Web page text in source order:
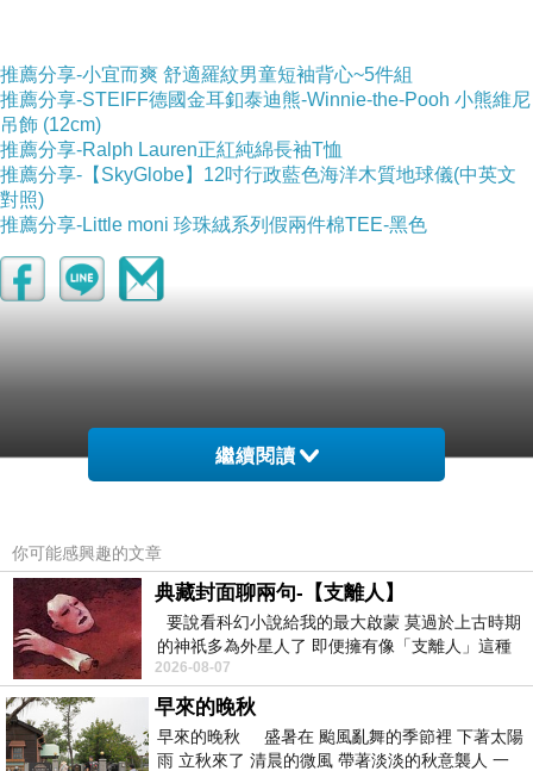
▲ 收起內容▼ 展開特別推薦
推薦分享-小宜而爽 舒適羅紋男童短袖背心~5件組
推薦分享-STEIFF德國金耳釦泰迪熊-Winnie-the-Pooh 小熊維尼
吊飾 (12cm)
推薦分享-Ralph Lauren正紅純綿長袖T恤
推薦分享-【SkyGlobe】12吋行政藍色海洋木質地球儀(中英文
對照)
推薦分享-Little moni 珍珠絨系列假兩件棉TEE-黑色
繼續閱讀
你可能感興趣的文章
典藏封面聊兩句-【支離人】
要說看科幻小說給我的最大啟蒙 莫過於上古時期
的神祇多為外星人了 即便擁有像「支離人」這種
驚世駭俗的神通法門 也未必讀
2026-08-07
早來的晚秋
早來的晚秋 盛暑在 颱風亂舞的季節裡 下著太陽
雨 立秋來了 清晨的微風 帶著淡淡的秋意襲人 一